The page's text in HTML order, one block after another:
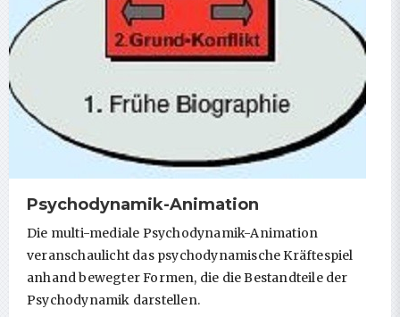
Psychodynamik-Animation
Die multi-mediale Psychodynamik-Animation
veranschaulicht das psychodynamische Kräftespiel
anhand bewegter Formen, die die Bestandteile der
Psychodynamik darstellen.